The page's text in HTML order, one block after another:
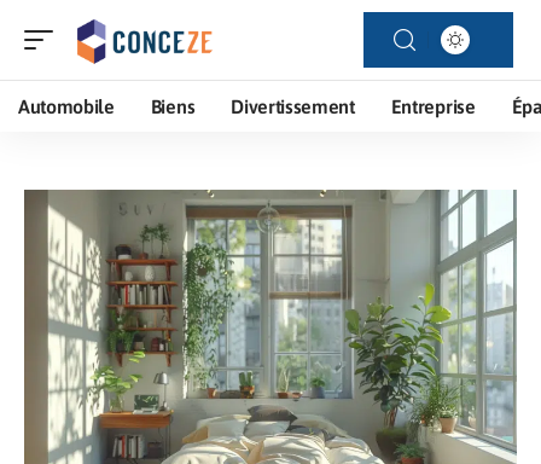
Automobile Biens Divertissement Entreprise